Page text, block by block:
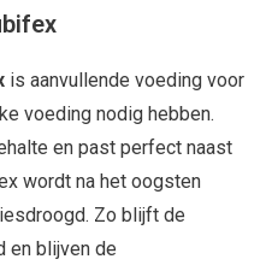
is aanvullende voeding voor
voeding nodig hebben.
en past perfect naast
wordt na het oogsten
Zo blijft de
en blijven de